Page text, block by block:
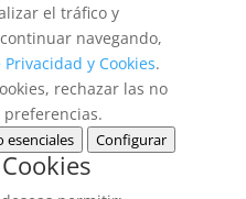
el tráfico y
navegando,
y Cookies.
rechazar las no
esenciales Configurar